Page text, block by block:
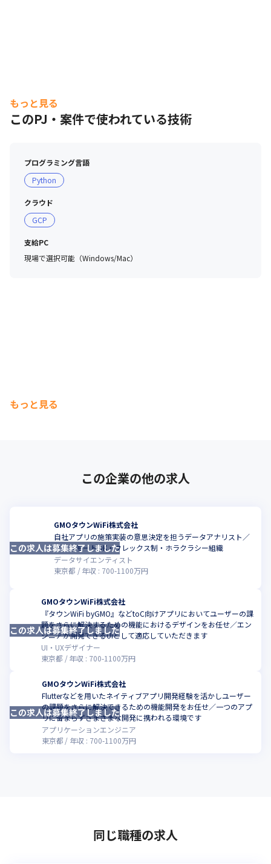
もっと見る
このPJ・案件で使われている技術
プログラミング言語
Python
クラウド
GCP
支給PC
現場で選択可能（Windows/Mac）
もっと見る
この企業の他の求人
GMOタウンWiFi株式会社
自社アプリの施策実装の意思決定を担うデータアナリスト／
フルリモートOK・フレックス制・ホラクラシー組織
データサイエンティスト
東京都
年収 : 700-1100万円
この求人は募集終了しました
GMOタウンWiFi株式会社
『タウンWiFi byGMO』などtoC向けアプリにおいてユーザーの課
題をさらに解決するための機能におけるデザインをお任せ／エン
ジニアが開発できるUIとして適応していただきます
UI・UXデザイナー
東京都
年収 : 700-1100万円
この求人は募集終了しました
GMOタウンWiFi株式会社
Flutterなどを用いたネイティブアプリ開発経験を活かしユーザー
の課題をさらに解決できるための機能開発をお任せ／一つのアプ
リに留まらずさまざまな開発に携われる環境です
アプリケーションエンジニア
東京都
年収 : 700-1100万円
この求人は募集終了しました
同じ職種の求人